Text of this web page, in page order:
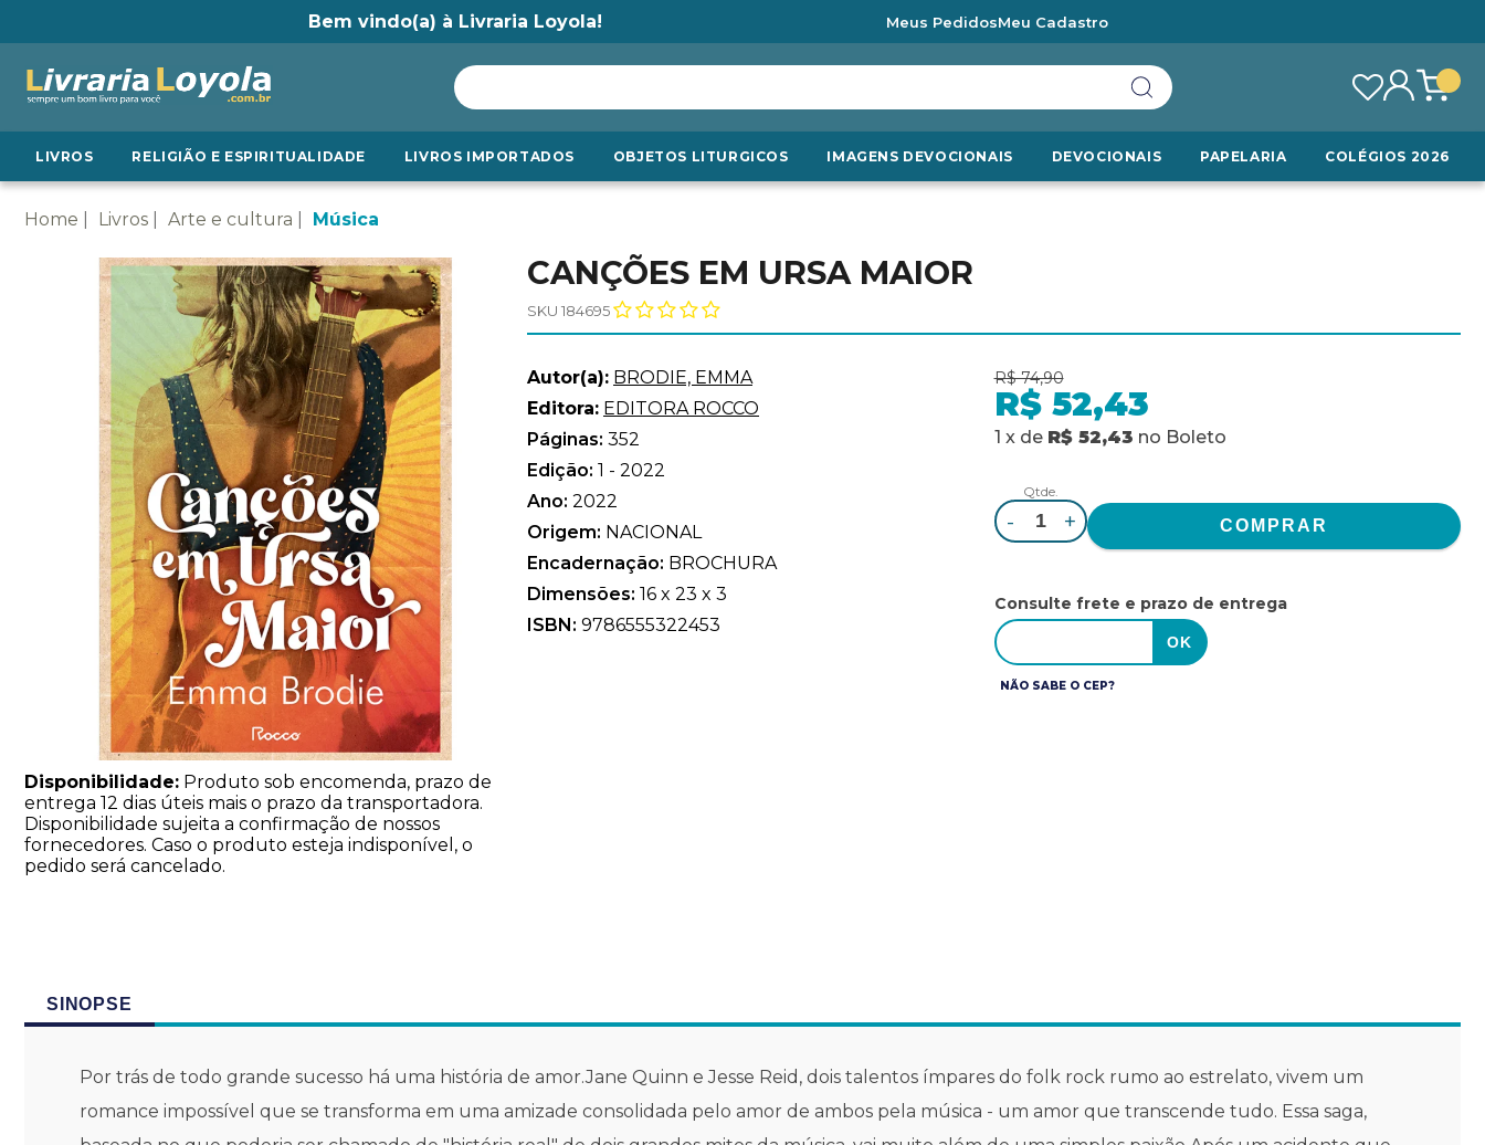
Bem vindo(a) à Livraria Loyola! Meus PedidosMeu Cadastro
LIVROS RELIGIÃO E ESPIRITUALIDADE LIVROS IMPORTADOS OBJETOS LITURGICOS IMAGENS DEVOCIONAIS DEVOCIONAIS PAPELARIA COLÉGIOS 2026
Home Livros Arte e cultura Música
Disponibilidade: Produto sob encomenda, prazo de
entrega 12 dias úteis mais o prazo da transportadora.
Disponibilidade sujeita a confirmação de nossos
fornecedores. Caso o produto esteja indisponível, o
pedido será cancelado.
CANÇÕES EM URSA MAIOR
SKU 184695
Autor(a): BRODIE, EMMA
Editora: EDITORA ROCCO
Páginas: 352
Edição: 1 - 2022
Ano: 2022
Origem: NACIONAL
Encadernação: BROCHURA
Dimensões: 16 x 23 x 3
ISBN: 9786555322453
R$ 74,90
R$ 52,43
1 x de R$ 52,43 no Boleto
Qtde.
- +
Consulte frete e prazo de entrega
NÃO SABE O CEP?
SINOPSE
Por trás de todo grande sucesso há uma história de amor.Jane Quinn e Jesse Reid, dois talentos ímpares do folk rock rumo ao estrelato, vivem um
romance impossível que se transforma em uma amizade consolidada pelo amor de ambos pela música - um amor que transcende tudo. Essa saga,